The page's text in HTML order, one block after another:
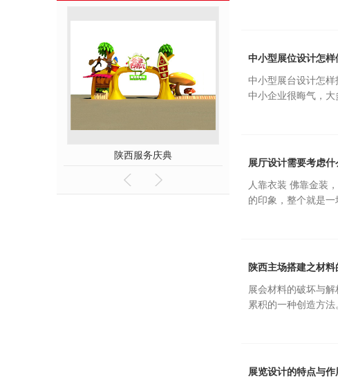
陕西服务庆典 陕西服务庆典公司
中小型展位设计怎样
中小型展台设计怎
中小企业很晦气，大
展厅设计需要考虑什
人靠衣装 佛靠金装
的印象，整个就是一
陕西主场搭建之材
展会材料的破坏与
累积的一种创造方
展览设计的特点与作